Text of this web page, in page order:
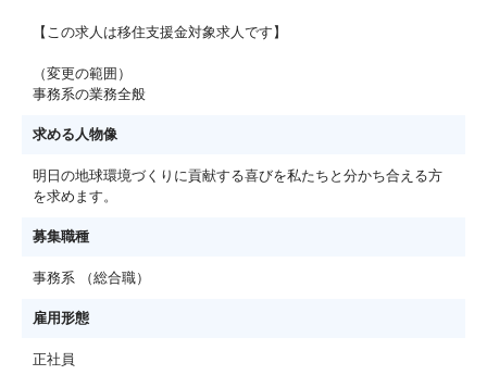
【この求人は移住支援金対象求人です】
（変更の範囲）
事務系の業務全般
求める人物像
明日の地球環境づくりに貢献する喜びを私たちと分かち合える方
を求めます。
募集職種
事務系 （総合職）
雇用形態
正社員